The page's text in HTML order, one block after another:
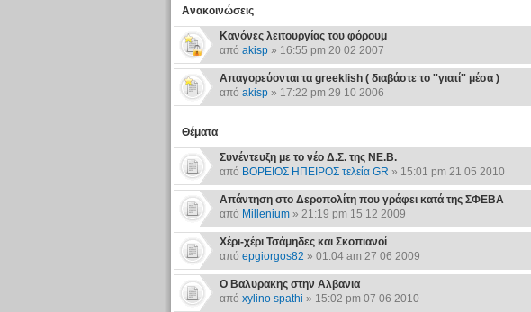
Ανακοινώσεις
Κανόνες λειτουργίας του φόρουμ
από akisp» 16:55 pm 20 02 2007
Απαγορεύονται τα greeklish ( διαβάστε το ''γιατί'' μέσα )
από akisp» 17:22 pm 29 10 2006
Θέματα
Συνέντευξη με το νέο Δ.Σ. της ΝΕ.Β.
από ΒΟΡΕΙΟΣ ΗΠΕΙΡΟΣ τελεία GR » 15:01 pm 21 05 2010
Απάντηση στο Δεροπολίτη που γράφει κατά της ΣΦΕΒΑ
από Millenium» 21:19 pm 15 12 2009
Χέρι-χέρι Τσάμηδες και Σκοπιανοί
από epgiorgos82 » 01:04 am 27 06 2009
Ο Βαλυρακης στην Αλβανια
από xylino spathi » 15:02 pm 07 06 2010